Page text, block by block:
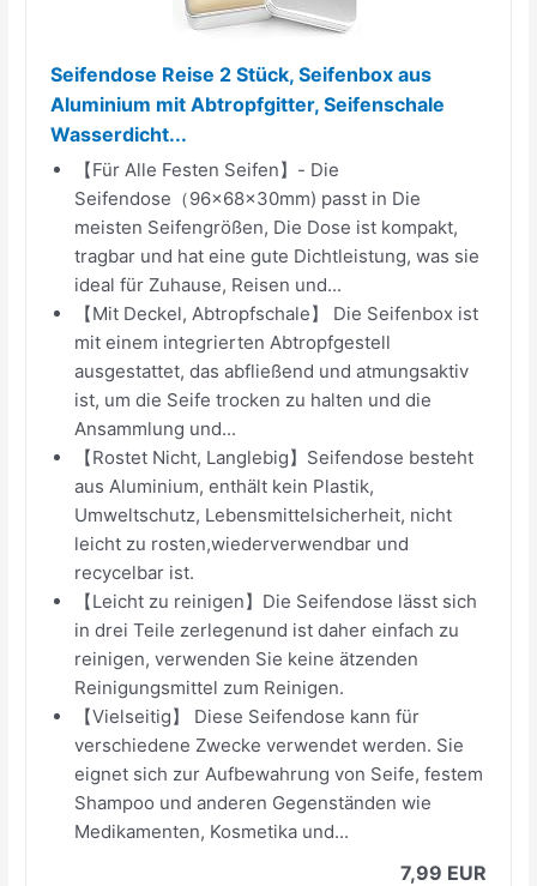
Seifendose Reise 2 Stück, Seifenbox aus
Aluminium mit Abtropfgitter, Seifenschale
Wasserdicht...
【Für Alle Festen Seifen】- Die
Seifendose（96×68×30mm) passt in Die
meisten Seifengrößen, Die Dose ist kompakt,
tragbar und hat eine gute Dichtleistung, was sie
ideal für Zuhause, Reisen und...
【Mit Deckel, Abtropfschale】 Die Seifenbox ist
mit einem integrierten Abtropfgestell
ausgestattet, das abfließend und atmungsaktiv
ist, um die Seife trocken zu halten und die
Ansammlung und...
【Rostet Nicht, Langlebig】Seifendose besteht
aus Aluminium, enthält kein Plastik,
Umweltschutz, Lebensmittelsicherheit, nicht
leicht zu rosten,wiederverwendbar und
recycelbar ist.
【Leicht zu reinigen】Die Seifendose lässt sich
in drei Teile zerlegenund ist daher einfach zu
reinigen, verwenden Sie keine ätzenden
Reinigungsmittel zum Reinigen.
【Vielseitig】 Diese Seifendose kann für
verschiedene Zwecke verwendet werden. Sie
eignet sich zur Aufbewahrung von Seife, festem
Shampoo und anderen Gegenständen wie
Medikamenten, Kosmetika und...
7,99 EUR